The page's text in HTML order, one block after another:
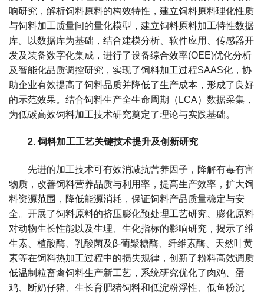
成
果
化
人
伍
研
究
生
教
响研究，解析饲料原料的构效特性，建立饲料原料理化性质
与饲料加工质量间的量化模型，建立饲料原料加工特性数据
库。以数据库为基础，结合建模分析、软件应用、传感器开
发及装备数字化集成，进行了设备综合效率(OEE)优化分析
及智能化品质调控研究，实现了饲料加工过程SAAS化，协
助企业有效提高了饲料品质并降低了生产成本，形成了良好
的示范效果。结合饲料生产全生命周期（LCA）数据采集，
为低碳高效饲料加工技术研究奠定了理论与实践基础。
2. 饲料加工工艺关键技术提升及创新研究
先进的加工技术可有效消减抗营养因子，降解有毒有害
物质，改善饲料营养品质与利用率，提高生产效率，扩大饲
料资源范围，降低能源消耗，保证饲料产品质量稳定与安
全。开展了饲料原料的挤压膨化预处理工艺研究、膨化原料
对动物生长性能以及生理、生化指标的影响研究，揭示了维
生素、植酸酶、乳酸菌及β-葡聚糖酶、纤维素酶、天然叶黄
素等在饲料热加工过程中的损失规律，创新了粉料高效调质
低温制粒畜禽饲料生产新工艺，系统研究优化了肉鸡、蛋
鸡、断奶仔猪、生长育肥猪饲料和低淀粉浮性、低鱼粉沉